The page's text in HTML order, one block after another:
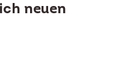
neuen